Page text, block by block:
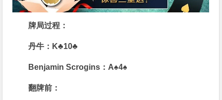
牌局过程：
丹牛：K♣10♣
Benjamin Scrogins：A♠4♠
翻牌前：